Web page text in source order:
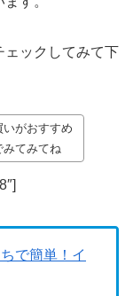
ェックしてみて下
いがおすすめ
みてみてね
で簡単！イ